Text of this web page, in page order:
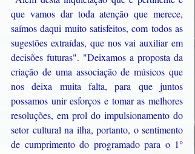
que vamos dar toda atenção que merece,
saímos daqui muito satisfeitos, com todos as
sugestões extraídas, que nos vai auxiliar em
decisões futuras". "Deixamos a proposta da
criação de uma associação de músicos que
nos deixa muita falta, para que juntos
possamos unir esforços e tomar as melhores
resoluções, em prol do impulsionamento do
setor cultural na ilha, portanto, o sentimento
de cumprimento do programado para o 1°